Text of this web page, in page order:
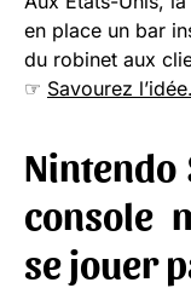
en place un bar
du robinet aux
☞ Savourez l’idée.
Nintendo
console
se jouer